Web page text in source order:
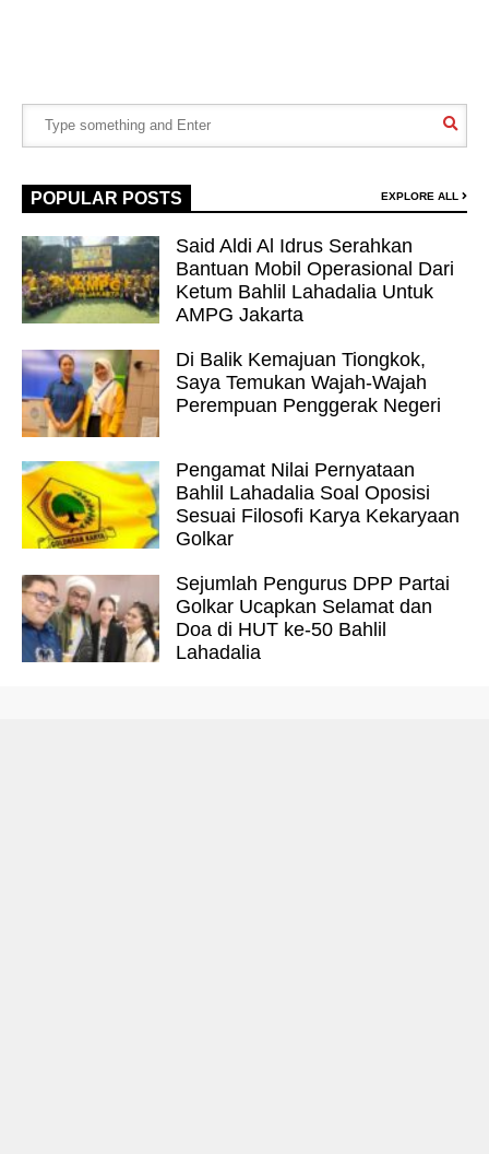
POPULAR POSTS EXPLORE ALL
Said Aldi Al Idrus Serahkan
Bantuan Mobil Operasional Dari
Ketum Bahlil Lahadalia Untuk
AMPG Jakarta
Di Balik Kemajuan Tiongkok,
Saya Temukan Wajah-Wajah
Perempuan Penggerak Negeri
Pengamat Nilai Pernyataan
Bahlil Lahadalia Soal Oposisi
Sesuai Filosofi Karya Kekaryaan
Golkar
Sejumlah Pengurus DPP Partai
Golkar Ucapkan Selamat dan
Doa di HUT ke-50 Bahlil
Lahadalia